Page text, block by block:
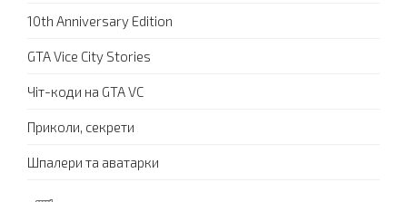
10th Anniversary Edition
GTA Vice City Stories
Чіт-коди на GTA VC
Приколи, секрети
Шпалери та аватарки